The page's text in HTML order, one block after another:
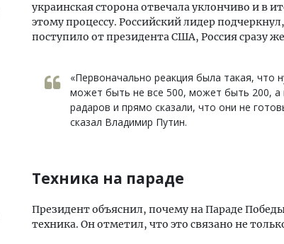
украинская сторона отвечала уклончиво и в
этому процессу. Российский лидер
поступило от президента США, Россия сразу
«Первоначально реакция была такая, что
может быть не все 500, может быть 200,
радаров и прямо сказали, что они не
сказал Владимир Путин.
Техника на параде
Президент объяснил, почему на Параде
техника. Он отметил, что это связано не